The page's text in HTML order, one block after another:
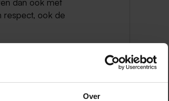
Over
respect, ook de